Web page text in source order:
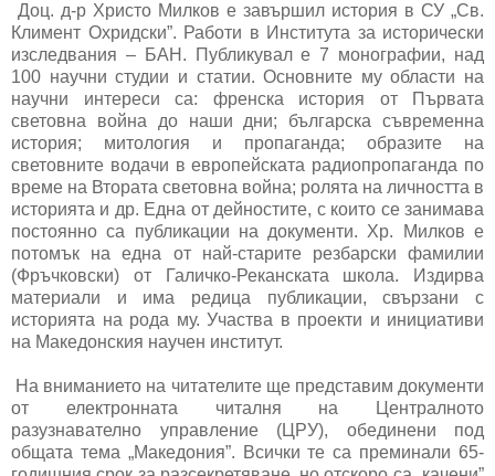
Доц. д-р Христо Милков е завършил история в СУ „Св.
Климент Охридски”. Работи в Института за исторически
изследвания – БАН. Публикувал е 7 монографии, над
100 научни студии и статии. Основните му области на
научни интереси са: френска история от Първата
световна война до наши дни; българска съвременна
история; митология и пропаганда; образите на
световните водачи в европейската радиопропаганда по
време на Втората световна война; ролята на личността в
историята и др. Една от дейностите, с които се занимава
постоянно са публикации на документи. Хр. Милков е
потомък на една от най-старите резбарски фамилии
(Фръчковски) от Галичко-Реканската школа. Издирва
материали и има редица публикации, свързани с
историята на рода му. Участва в проекти и инициативи
на Македонския научен институт.
На вниманието на читателите ще представим документи
от електронната читалня на Централното
разузнавателно управление (ЦРУ), обединени под
общата тема „Македония”. Всички те са преминали 65-